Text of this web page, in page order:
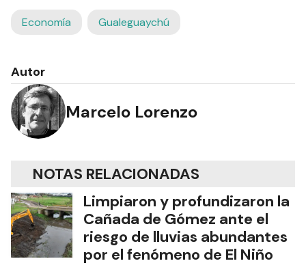
Economía Gualeguaychú
Autor
Marcelo Lorenzo
NOTAS RELACIONADAS
Limpiaron y profundizaron la
Cañada de Gómez ante el
riesgo de lluvias abundantes
por el fenómeno de El Niño